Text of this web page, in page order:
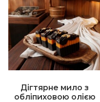
Дігтярне мило з
обліпиховою олією